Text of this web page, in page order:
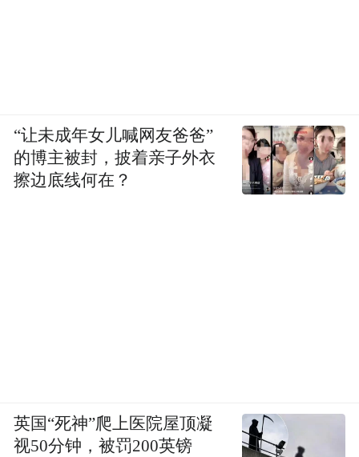
“让未成年女儿喊网友爸爸”
的博主被封，披着亲子外衣
擦边底线何在？
英国“死神”爬上医院屋顶凝
视50分钟，被罚200英镑